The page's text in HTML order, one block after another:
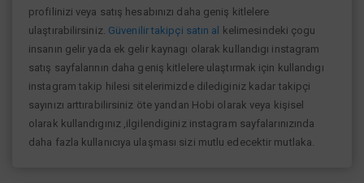
profilinizi veya satış hesabınızı daha geniş kitlelere
ulaştırabilirsiniz. Güvenilir takipçi satın al
kelimesindeki çogu
insanın gelir yada ek gelir kaynagı olarak kullandıgı instagram
satış sayfalarının daha geniş kitlelere ulaştırmak için kullandıgı
instagram takip hilesi sitelerimizde dilediginiz kadar takipçi
sayınızı arttırabilirsiniz öte yandan Hobi olarak veya kişisel
olarak kullandıgınız ,ilgilendiginiz instagram sayfalarınızında
daha fazla kullanıcıya ulaşması sizi mutlu edecektir mutlaka.